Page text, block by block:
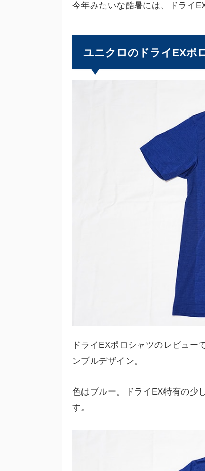
今年みたいな酷暑には、ドライ
ユニクロのドライEXポ
ドライEXポロシャツのレビュ
ンプルデザイン。
色はブルー。ドライEX特有の少
す。